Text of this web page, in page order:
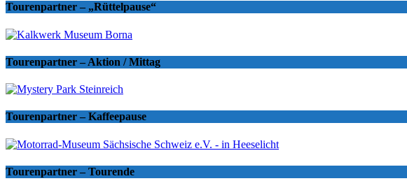
Tourenpartner – „Rüttelpause“
Tourenpartner – Aktion / Mittag
Tourenpartner – Kaffeepause
Tourenpartner – Tourende